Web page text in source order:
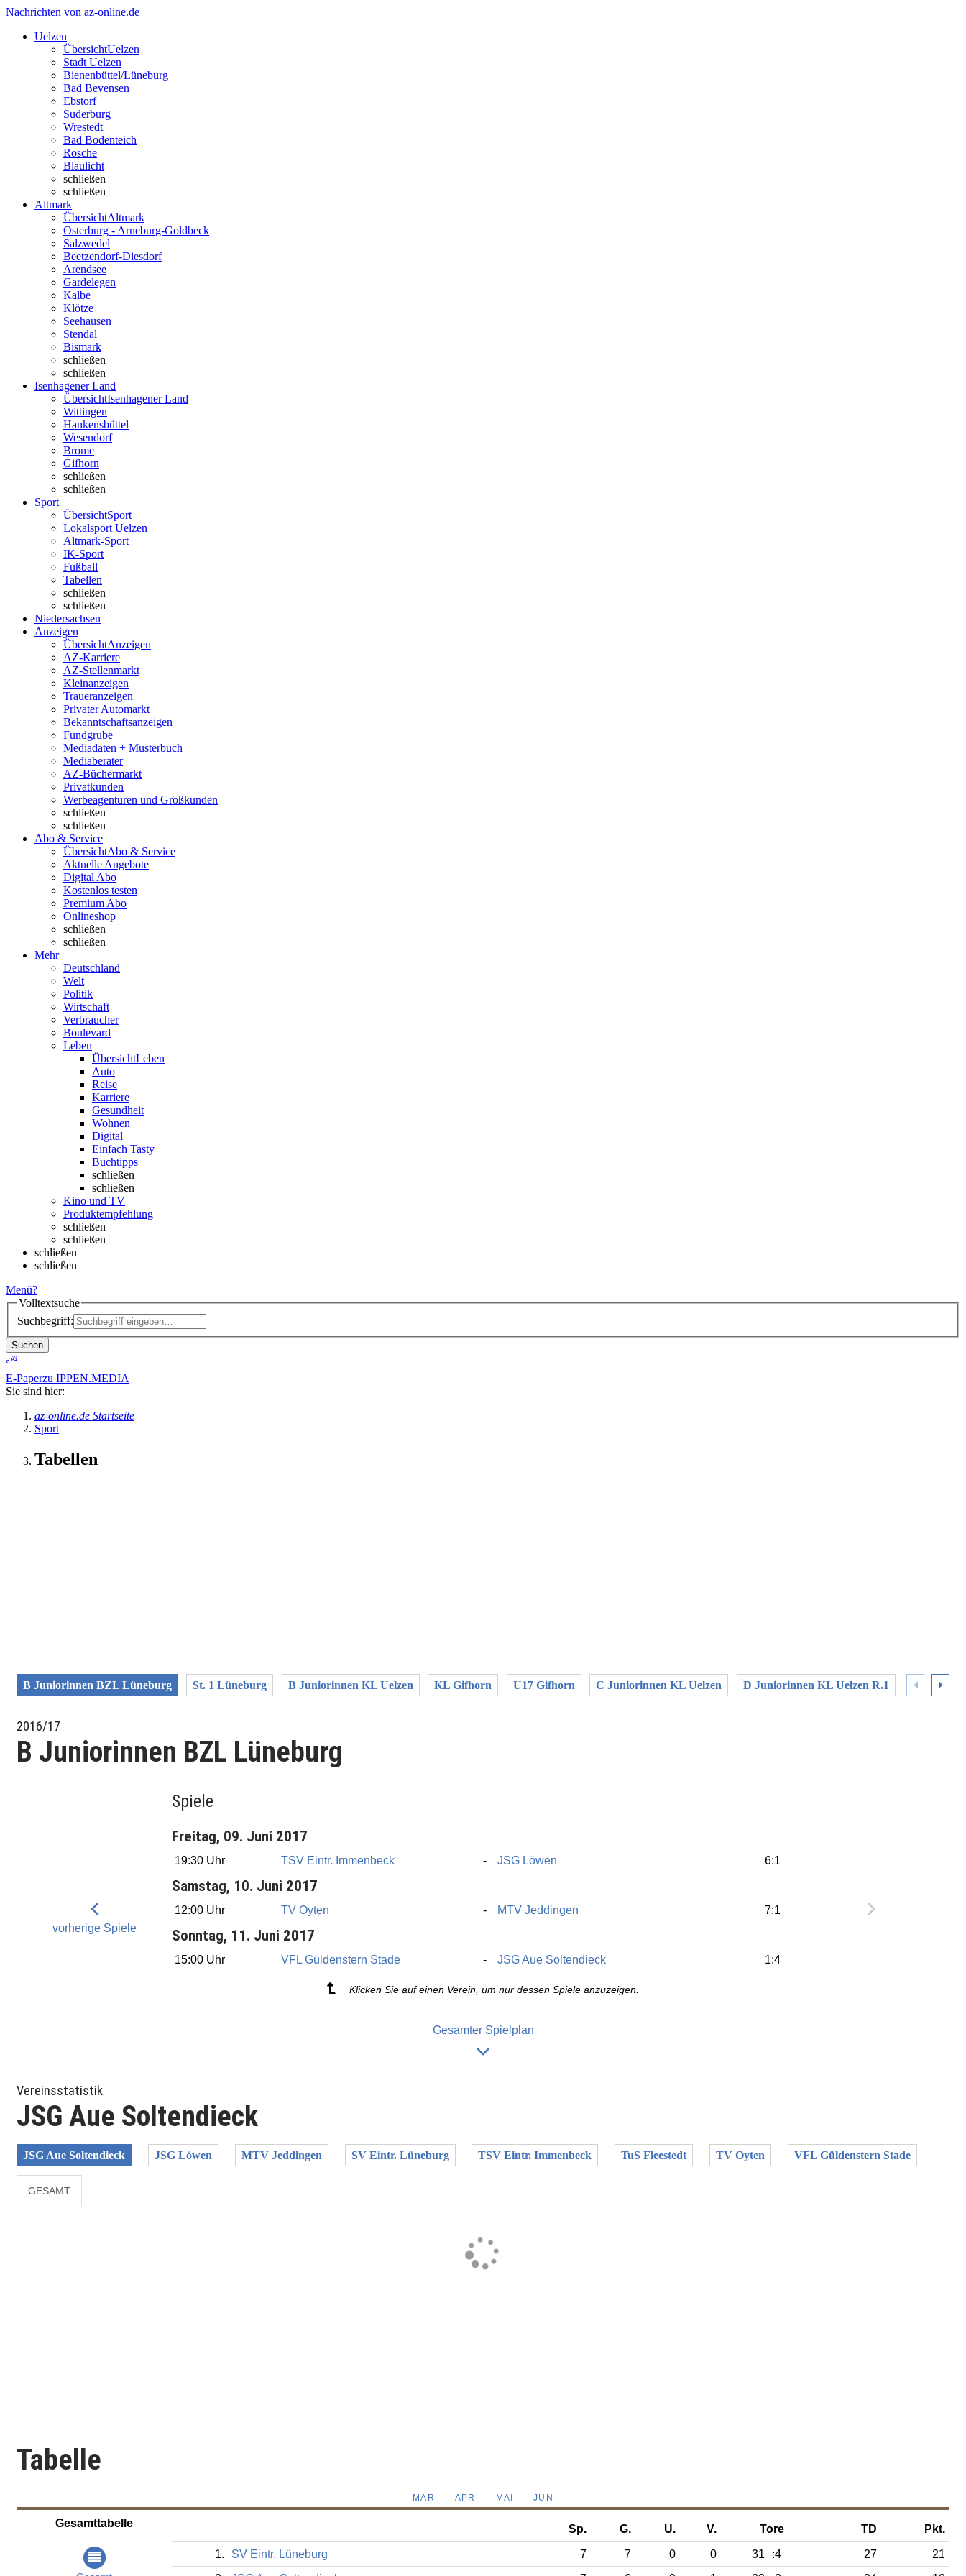
Nachrichten von az-online.de
Uelzen
ÜbersichtUelzen
Stadt Uelzen
Bienenbüttel/Lüneburg
Bad Bevensen
Ebstorf
Suderburg
Wrestedt
Bad Bodenteich
Rosche
Blaulicht
schließen
schließen
Altmark
ÜbersichtAltmark
Osterburg - Arneburg-Goldbeck
Salzwedel
Beetzendorf-Diesdorf
Arendsee
Gardelegen
Kalbe
Klötze
Seehausen
Stendal
Bismark
schließen
schließen
Isenhagener Land
ÜbersichtIsenhagener Land
Wittingen
Hankensbüttel
Wesendorf
Brome
Gifhorn
schließen
schließen
Sport
ÜbersichtSport
Lokalsport Uelzen
Altmark-Sport
IK-Sport
Fußball
Tabellen
schließen
schließen
Niedersachsen
Anzeigen
ÜbersichtAnzeigen
AZ-Karriere
AZ-Stellenmarkt
Kleinanzeigen
Traueranzeigen
Privater Automarkt
Bekanntschaftsanzeigen
Fundgrube
Mediadaten + Musterbuch
Mediaberater
AZ-Büchermarkt
Privatkunden
Werbeagenturen und Großkunden
schließen
schließen
Abo & Service
ÜbersichtAbo & Service
Aktuelle Angebote
Digital Abo
Kostenlos testen
Premium Abo
Onlineshop
schließen
schließen
Mehr
Deutschland
Welt
Politik
Wirtschaft
Verbraucher
Boulevard
Leben
ÜbersichtLeben
Auto
Reise
Karriere
Gesundheit
Wohnen
Digital
Einfach Tasty
Buchtipps
schließen
schließen
Kino und TV
Produktempfehlung
schließen
schließen
schließen
schließen
Menü?
Volltextsuche
Suchbegriff:
Suchen
⛅
E-Paperzu IPPEN.MEDIA
Sie sind hier:
az-online.de Startseite
Sport
Tabellen
B Juniorinnen BZL Lüneburg St. 1 Lüneburg B Juniorinnen KL Uelzen KL Gifhorn U17 Gifhorn C Juniorinnen KL Uelzen D Juniorinnen KL Uelzen R.1 D
2016/17
B Juniorinnen BZL Lüneburg
vorherige Spiele
Spiele
Freitag, 09. Juni 2017
19:30 Uhr TSV Eintr. Immenbeck JSG Löwen 6:1
Samstag, 10. Juni 2017
12:00 Uhr TV Oyten MTV Jeddingen 7:1
Sonntag, 11. Juni 2017
15:00 Uhr VFL Güldenstern Stade JSG Aue Soltendieck 1:4
Klicken Sie auf einen Verein, um nur dessen Spiele anzuzeigen.
Gesamter Spielplan
Vereinsstatistik
JSG Aue Soltendieck
JSG Aue Soltendieck JSG Löwen MTV Jeddingen SV Eintr. Lüneburg TSV Eintr. Immenbeck TuS Fleestedt TV Oyten VFL Güldenstern Stade
GESAMT
Tabelle
MÄR APR MAI JUN
Gesamttabelle Sp. G. U. V. Tore TD Pkt.
1. SV Eintr. Lüneburg 7 7 0 0 31 :4 27
21